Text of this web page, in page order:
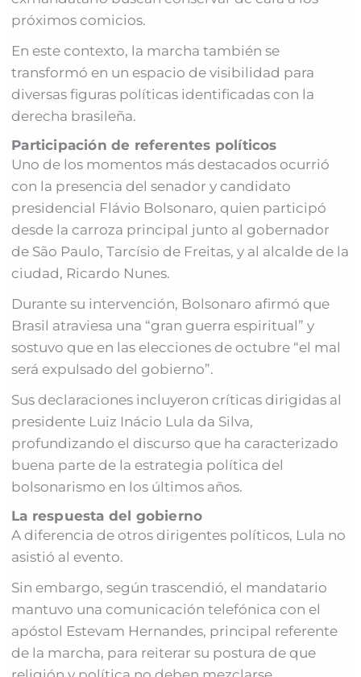
próximos comicios.
En este contexto, la marcha también se
transformó en un espacio de visibilidad para
diversas figuras políticas identificadas con la
derecha brasileña.
Participación de referentes políticos
Uno de los momentos más destacados ocurrió
con la presencia del senador y candidato
presidencial Flávio Bolsonaro, quien participó
desde la carroza principal junto al gobernador
de São Paulo, Tarcísio de Freitas, y al alcalde de la
ciudad, Ricardo Nunes.
Durante su intervención, Bolsonaro afirmó que
Brasil atraviesa una “gran guerra espiritual” y
sostuvo que en las elecciones de octubre “el mal
será expulsado del gobierno”.
Sus declaraciones incluyeron críticas dirigidas al
presidente Luiz Inácio Lula da Silva,
profundizando el discurso que ha caracterizado
buena parte de la estrategia política del
bolsonarismo en los últimos años.
La respuesta del gobierno
A diferencia de otros dirigentes políticos, Lula no
asistió al evento.
Sin embargo, según trascendió, el mandatario
mantuvo una comunicación telefónica con el
apóstol Estevam Hernandes, principal referente
de la marcha, para reiterar su postura de que